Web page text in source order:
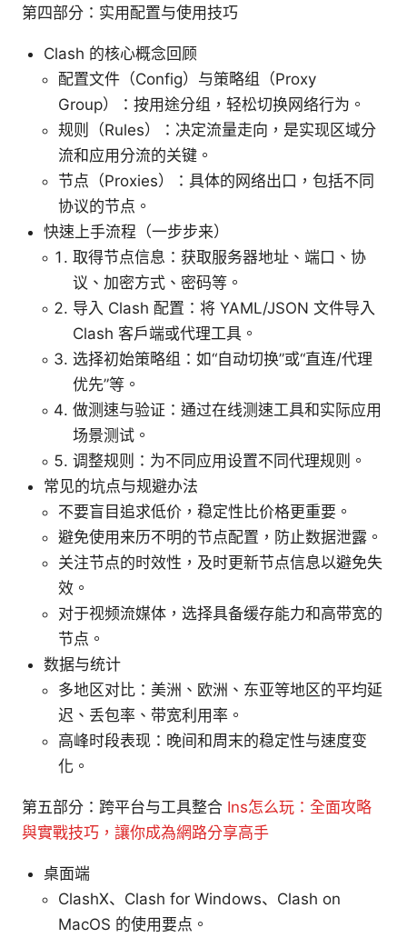
第四部分：实用配置与使用技巧
Clash 的核心概念回顾
配置文件（Config）与策略组（Proxy
Group）：按用途分组，轻松切换网络行为。
规则（Rules）：决定流量走向，是实现区域分
流和应用分流的关键。
节点（Proxies）：具体的网络出口，包括不同
协议的节点。
快速上手流程（一步步来）
取得节点信息：获取服务器地址、端口、协
议、加密方式、密码等。
导入 Clash 配置：将 YAML/JSON 文件导入
Clash 客户端或代理工具。
选择初始策略组：如“自动切换”或“直连/代理
优先”等。
做测速与验证：通过在线测速工具和实际应用
场景测试。
调整规则：为不同应用设置不同代理规则。
常见的坑点与规避办法
不要盲目追求低价，稳定性比价格更重要。
避免使用来历不明的节点配置，防止数据泄露。
关注节点的时效性，及时更新节点信息以避免失
效。
对于视频流媒体，选择具备缓存能力和高带宽的
节点。
数据与统计
多地区对比：美洲、欧洲、东亚等地区的平均延
迟、丢包率、带宽利用率。
高峰时段表现：晚间和周末的稳定性与速度变
化。
第五部分：跨平台与工具整合 Ins怎么玩：全面攻略
與實戰技巧，讓你成為網路分享高手
桌面端
ClashX、Clash for Windows、Clash on
MacOS 的使用要点。